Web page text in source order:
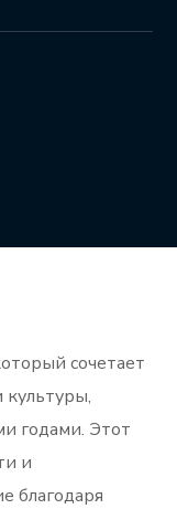
сочетает
культуры,
годами. Этот
и
благодаря